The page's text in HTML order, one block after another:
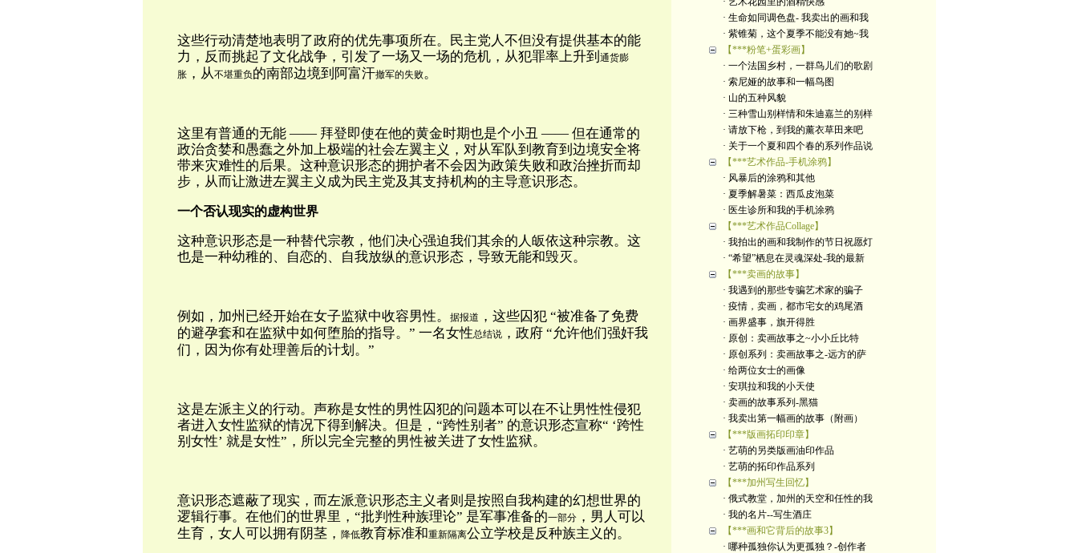
这些行动清楚地表明了政府的优先事项所在。民主党人不但没有提供基本的能
力，反而挑起了文化战争，引发了一场又一场的危机，从犯罪率上升到 通货膨
胀，从不堪重负的南部边境到阿富汗撤军的失败。
这里有普通的无能 —— 拜登即使在他的黄金时期也是个小丑 —— 但在通常的
政治贪婪和愚蠢之外加上极端的社会左翼主义，对从军队到教育到边境安全将
带来灾难性的后果。这种意识形态的拥护者不会因为政策失败和政治挫折而却
步，从而让激进左翼主义成为民主党及其支持机构的主导意识形态。
一个否认现实的虚构世界
这种意识形态是一种替代宗教，他们决心强迫我们其余的人皈依这种宗教。这
也是一种幼稚的、自恋的、自我放纵的意识形态，导致无能和毁灭。
例如，加州已经开始在女子监狱中收容男性。 据报道 ，这些囚犯 “被准备了免费
的避孕套和在监狱中如何堕胎的指导。” 一名女性总结说，政府 “允许他们强奸我
们，因为你有处理善后的计划。”
这是左派主义的行动。声称是女性的男性囚犯的问题本可以在不让男性性侵犯
者进入女性监狱的情况下得到解决。但是，“跨性别者” 的意识形态宣称“ ‘跨性
别女性’ 就是女性”，所以完全完整的男性被关进了女性监狱。
意识形态遮蔽了现实，而左派意识形态主义者则是按照自我构建的幻想世界的
逻辑行事。在他们的世界里，“批判性种族理论” 是军事准备的一部分，男人可以
生育，女人可以拥有阴茎， 降低教育标准和重新隔离公立学校是反种族主义的。
· 生命如同调色盘- 我卖出的画和我
· 紫锥菊，这个夏季不能没有她~我
【***粉笔+蛋彩画】
· 一个法国乡村，一群鸟儿们的歌剧
· 索尼娅的故事和一幅鸟图
· 山的五种风貌
· 三种雪山别样情和朱迪嘉兰的别样
· 请放下枪，到我的薰衣草田来吧
· 关于一个夏和四个春的系列作品说
【***艺术作品-手机涂鸦】
· 风暴后的涂鸦和其他
· 夏季解暑菜：西瓜皮泡菜
· 医生诊所和我的手机涂鸦
【***艺术作品Collage】
· 我拍出的画和我制作的节日祝愿灯
· “希望”栖息在灵魂深处-我的最新
【***卖画的故事】
· 我遇到的那些专骗艺术家的骗子
· 疫情，卖画，都市宅女的鸡尾酒
· 画界盛事，旗开得胜
· 原创：卖画故事之~小小丘比特
· 原创系列：卖画故事之-远方的萨
· 给两位女士的画像
· 安琪拉和我的小天使
· 卖画的故事系列-黑猫
· 我卖出第一幅画的故事（附画）
【***版画拓印印章】
· 艺萌的另类版画油印作品
· 艺萌的拓印作品系列
【***加州写生回忆】
· 俄式教堂，加州的天空和任性的我
· 我的名片--写生酒庄
【***画和它背后的故事3】
· 哪种孤独你认为更孤独？-创作者